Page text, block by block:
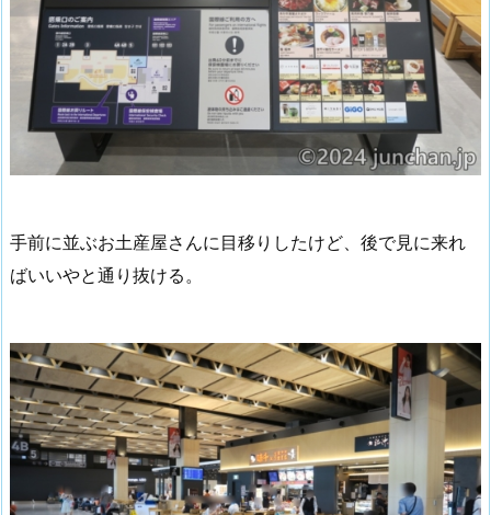
手前に並ぶお土産屋さんに目移りしたけど、後で見に来れ
ばいいやと通り抜ける。